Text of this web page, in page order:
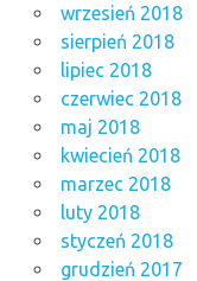
wrzesień 2018
sierpień 2018
lipiec 2018
czerwiec 2018
maj 2018
kwiecień 2018
marzec 2018
luty 2018
styczeń 2018
grudzień 2017